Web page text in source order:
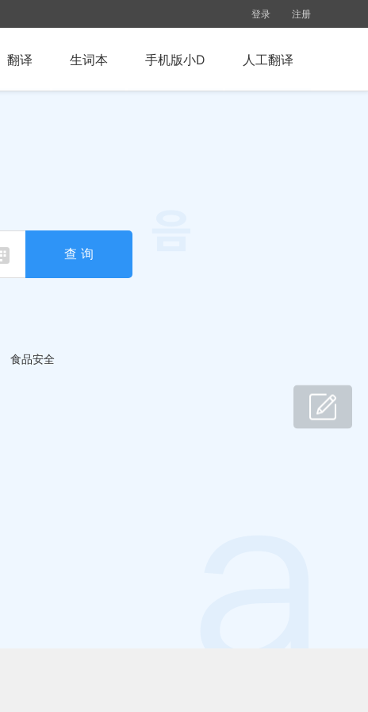
登录 注册
翻译 生词本 手机版小D 人工翻译
查 询
食品安全
小D
共建窝